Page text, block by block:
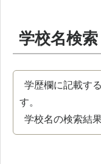
学校名検索
学歴欄に記載す
す。
学校名の検索結